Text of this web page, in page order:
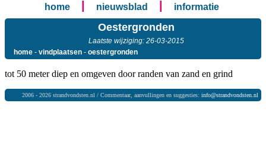
home nieuwsblad informatie
Oestergronden
Laatste wijziging: 26-03-2015
home - vindplaatsen - oestergronden
tot 50 meter diep en omgeven door randen van zand en grind
2006 - 2026 strandvondsten.nl / Commentaar, aanvullingen en suggesties: info@strandvondsten.nl